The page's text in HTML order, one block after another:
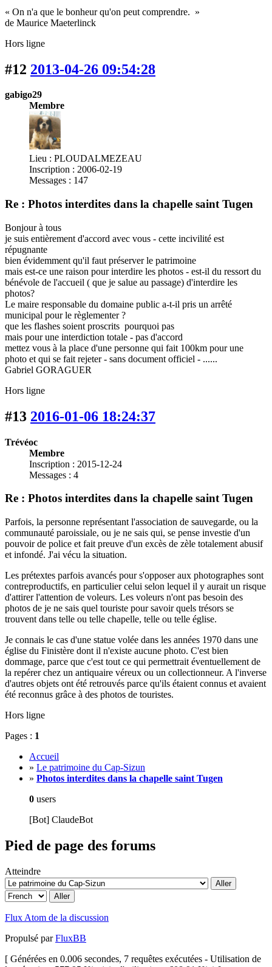
« On n'a que le bonheur qu'on peut comprendre. »
de Maurice Maeterlinck
Hors ligne
#12 2013-04-26 09:54:28
gabigo29
Membre
Lieu : PLOUDALMEZEAU
Inscription : 2006-02-19
Messages : 147
Re : Photos interdites dans la chapelle saint Tugen
Bonjour à tous
je suis entièrement d'accord avec vous - cette incivilité est
répugnante
bien évidemment qu'il faut préserver le patrimoine
mais est-ce une raison pour interdire les photos - est-il du ressort du
bénévole de l'accueil ( que je salue au passage) d'interdire les
photos?
Le maire responsable du domaine public a-t-il pris un arrêté
municipal pour le règlementer ?
que les flashes soient proscrits pourquoi pas
mais pour une interdiction totale - pas d'accord
mettez vous à la place d'une personne qui fait 100km pour une
photo et qui se fait rejeter - sans document officiel - ......
Gabriel GORAGUER
Hors ligne
#13 2016-01-06 18:24:37
Trévéoc
Membre
Inscription : 2015-12-24
Messages : 4
Re : Photos interdites dans la chapelle saint Tugen
Parfois, la personne représentant l'association de sauvegarde, ou la
communauté paroissiale, ou je ne sais qui, se pense investie d'un
pouvoir de police et fait preuve d'un excès de zèle totalement abusif
et infondé. J'ai vécu la situation.
Les prétextes parfois avancés pour s'opposer aux photographes sont
contreproductifs, en particulier celui selon lequel il y aurait un risque
d'attirer l'attention de voleurs. Les voleurs n'ont pas besoin des
photos de je ne sais quel touriste pour savoir quels trésors se
trouvent dans telle ou telle chapelle, telle ou telle église.
Je connais le cas d'une statue volée dans les années 1970 dans une
église du Finistère dont il n'existe aucune photo. C'est bien
dommage, parce que c'est tout ce qui permettrait éventuellement de
la repérer chez un antiquaire véreux ou un collectionneur. A l'inverse
d'autres objets ont été retrouvés parce qu'ils étaient connus et avaient
été reconnus grâce à des photos de touristes.
Hors ligne
Pages : 1
Accueil
» Le patrimoine du Cap-Sizun
» Photos interdites dans la chapelle saint Tugen
0 users
[Bot] ClaudeBot
Pied de page des forums
Atteindre
Flux Atom de la discussion
Propulsé parFluxBB
[ Générées en 0.006 secondes, 7 requêtes exécutées - Utilisation de